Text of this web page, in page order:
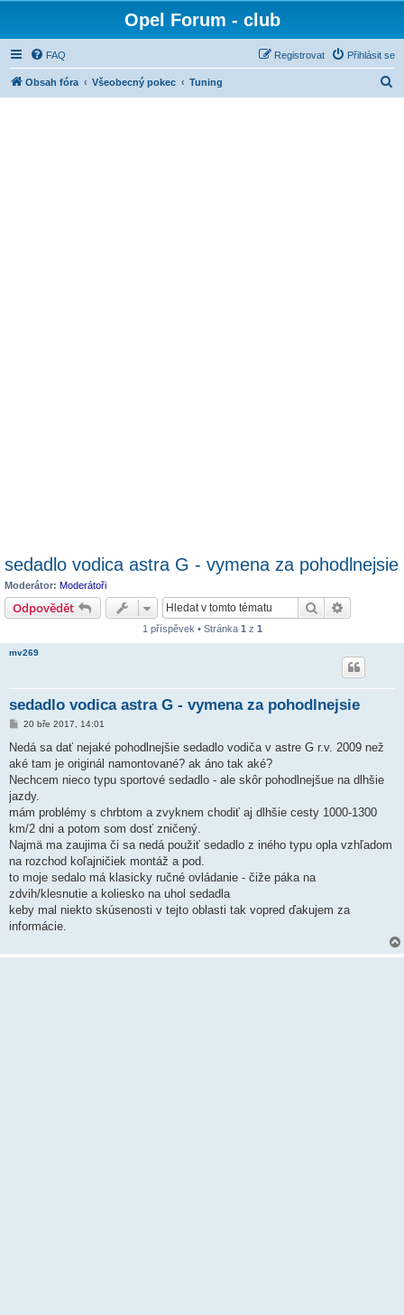
Opel Forum - club
FAQ Přihlásit se
Registrovat
Obsah fóra Všeobecný pokec Tuning
sedadlo vodica astra G - vymena za pohodlnejsie
Moderátor: Moderátoři
Odpovědět Hledat
1 příspěvek • Stránka 1 z 1
mv269
sedadlo vodica astra G - vymena za pohodlnejsie
P
í
p
ě
e
k
20 bře 2017, 14:01
Nedá sa dať nejaké pohodlnejšie sedadlo vodiča v astre G r.v. 2009 než
aké tam je originál namontované? ak áno tak aké?
Nechcem nieco typu sportové sedadlo - ale skôr pohodlnejšue na dlhšie
jazdy.
mám problémy s chrbtom a zvyknem chodiť aj dlhšie cesty 1000-1300
km/2 dni a potom som dosť zničený.
Najmä ma zaujima či sa nedá použiť sedadlo z iného typu opla vzhľadom
na rozchod koľajničiek montáž a pod.
to moje sedalo má klasicky ručné ovládanie - čiže páka na
zdvih/klesnutie a koliesko na uhol sedadla
keby mal niekto skúsenosti v tejto oblasti tak vopred ďakujem za
informácie.